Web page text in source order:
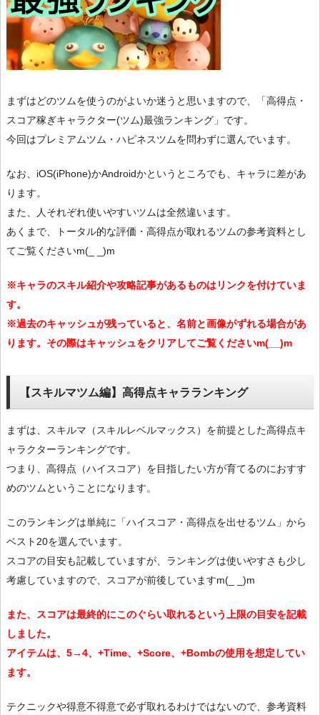
まずはどのツムを使うのがよいか迷うと思いますので、「高得点・
スコア稼ぎキャラクター(ツム)最強ランキング」です。
今回はプレミアムツム・ハピネスツムを問わずに選んでいます。
なお、iOS(iPhone)かAndroidかというところでも、キャラに差があ
ります。
また、人それぞれ使いやすいツムは全然違います。
あくまで、トータル的な評価・高得点が取れるツムの参考資料とし
てご覧くださいm(_ _)m
※キャラのスキル紹介や攻略記事があるものはリンクを付けていま
す。
※過去のキャッシュが残っていると、名前と画像がずれる場合があ
ります。その際はキャッシュをクリアしてご覧くださいm(__)m
【スキルマツム編】高得点キャラランキング
まずは、スキルマ（スキルレベルマックス）を前提とした高得点キ
ャラクターランキングです。
つまり、高得点（ハイスコア）を目指したい方が育てるのにおすす
めのツムということになります。
このランキングは単純に「ハイスコア・高得点を出せるツム」から
ベスト20を選んでいます。
スコアの目安も記載していますが、ランキングは使いやすさも少し
考慮していますので、スコアが前後していますm(_ _)m
また、スコアは最終的にこのぐらい取れるという上限の目安を記載
しました。
アイテムは、5→4、+Time、+Score、+Bombの使用を想定してい
ます。
テクニックや得意不得意で必ず取れるわけではないので、参考資料